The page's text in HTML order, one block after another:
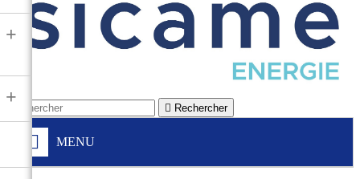
 Rechercher
MENU
+
+